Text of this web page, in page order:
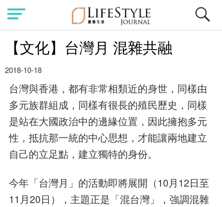
【文化】台灣月 混雜共融
2018-10-18
台灣與香港，都有非常相類近的身世，同樣由
多元族群組成，同樣有很長的殖民歷史，同樣
是站在大國政治中的邊緣位置，因此擁抱多元
性，抵抗那一統的中心思想，才能讓兩地建立
自己的立足點，建立獨特的身份。
今年「台灣月」的活動即將展開（10月12日至
11月20日），主題正是「混台灣」，強調混雜